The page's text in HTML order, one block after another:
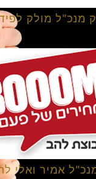
מנכ"ל מולק
מנכ"ל אמיר ואלי